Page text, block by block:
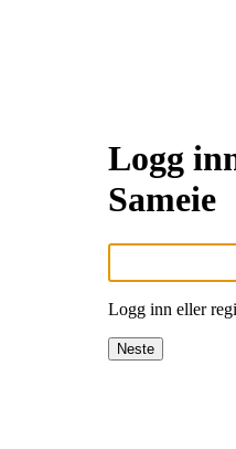
Logg
Sameie
Logg inn eller
Neste